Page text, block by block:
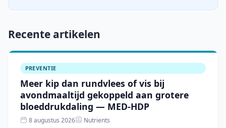
Recente artikelen
PREVENTIE
Meer kip dan rundvlees of vis bij
avondmaaltijd gekoppeld aan grotere
bloeddrukdaling — MED-HDP
8 augustus 2026 Nutrients